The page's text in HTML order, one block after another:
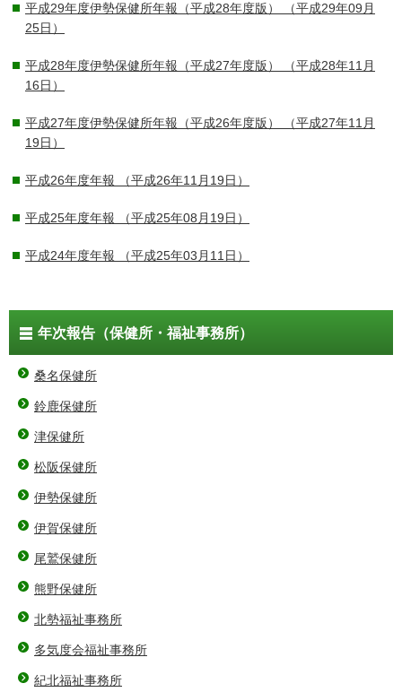
平成29年度伊勢保健所年報（平成28年度版）
（平成29年09月
25日）
平成28年度伊勢保健所年報（平成27年度版）
（平成28年11月
16日）
平成27年度伊勢保健所年報（平成26年度版）
（平成27年11月
19日）
平成26年度年報 （平成26年11月19日）
平成25年度年報 （平成25年08月19日）
平成24年度年報 （平成25年03月11日）
年次報告（保健所・福祉事務所）
桑名保健所
鈴鹿保健所
津保健所
松阪保健所
伊勢保健所
伊賀保健所
尾鷲保健所
熊野保健所
北勢福祉事務所
多気度会福祉事務所
紀北福祉事務所